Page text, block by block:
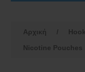
Αρχική /
Nicotine Pouches